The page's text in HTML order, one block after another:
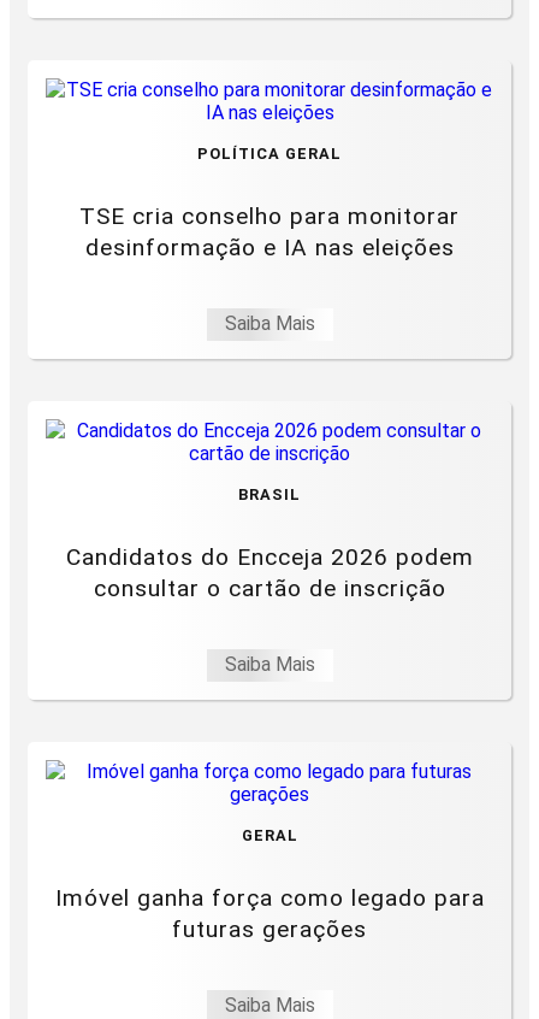
POLÍTICA GERAL
TSE cria conselho para monitorar
desinformação e IA nas eleições
Saiba Mais
BRASIL
Candidatos do Encceja 2026 podem
consultar o cartão de inscrição
Saiba Mais
GERAL
Imóvel ganha força como legado para
futuras gerações
Saiba Mais